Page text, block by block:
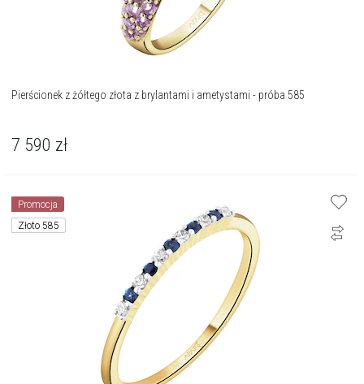
Pierścionek z żółtego złota z brylantami i ametystami - próba 585
7 590 zł
Promocja
Złoto 585